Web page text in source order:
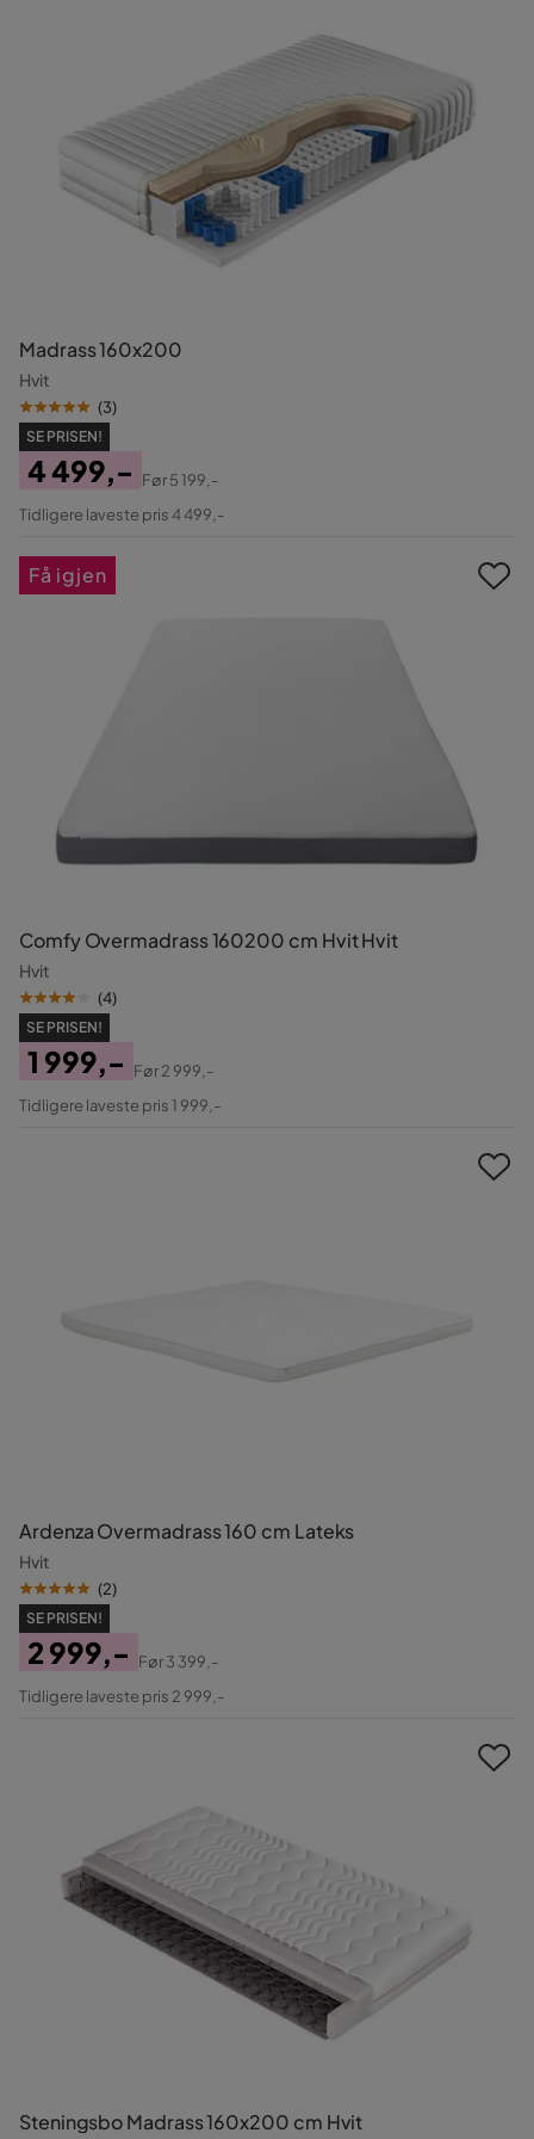
Madrass 160x200
Hvit
(3)
SE PRISEN!
Pris
4 499,-
Original
Før5 199,-
Tidligere laveste pris 4 499,-
Comfy Overmadrass 160200 cm Hvit Hvit
Hvit
(4)
SE PRISEN!
Pris
1 999,-
Original
Før2 999,-
Tidligere laveste pris 1 999,-
Få igjen
Ardenza Overmadrass 160 cm Lateks
Hvit
(2)
SE PRISEN!
Pris
2 999,-
Original
Før3 399,-
Tidligere laveste pris 2 999,-
Steningsbo Madrass 160x200 cm Hvit